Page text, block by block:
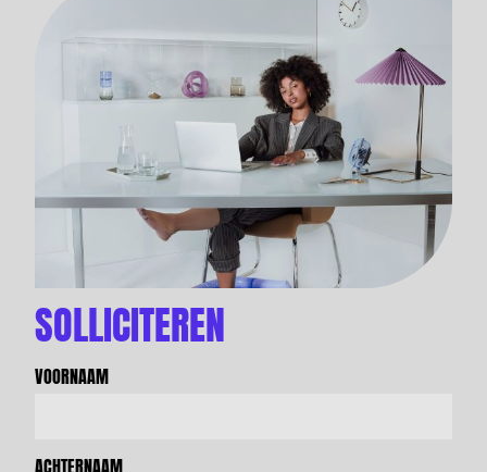
SOLLICITEREN
VOORNAAM
ACHTERNAAM